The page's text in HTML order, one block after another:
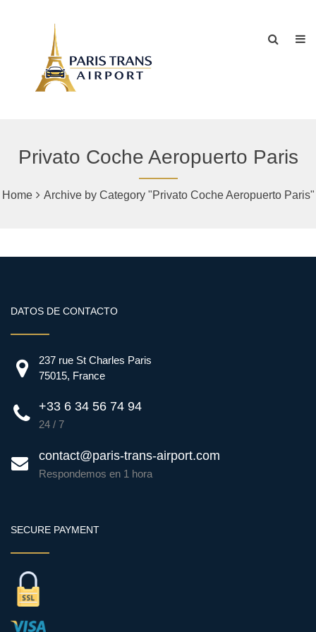
Privato Coche Aeropuerto Paris
Home Archive by Category "Privato Coche Aeropuerto Paris"
DATOS DE CONTACTO
237 rue St Charles Paris
75015, France
+33 6 34 56 74 94
24 / 7
contact@paris-trans-airport.com
Respondemos en 1 hora
SECURE PAYMENT